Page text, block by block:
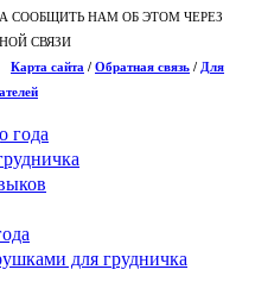
СООБЩИТЬ НАМ ОБ ЭТОМ ЧЕРЕЗ
СВЯЗИ
Карта сайта / Обратная связь / Для
года
для грудничка